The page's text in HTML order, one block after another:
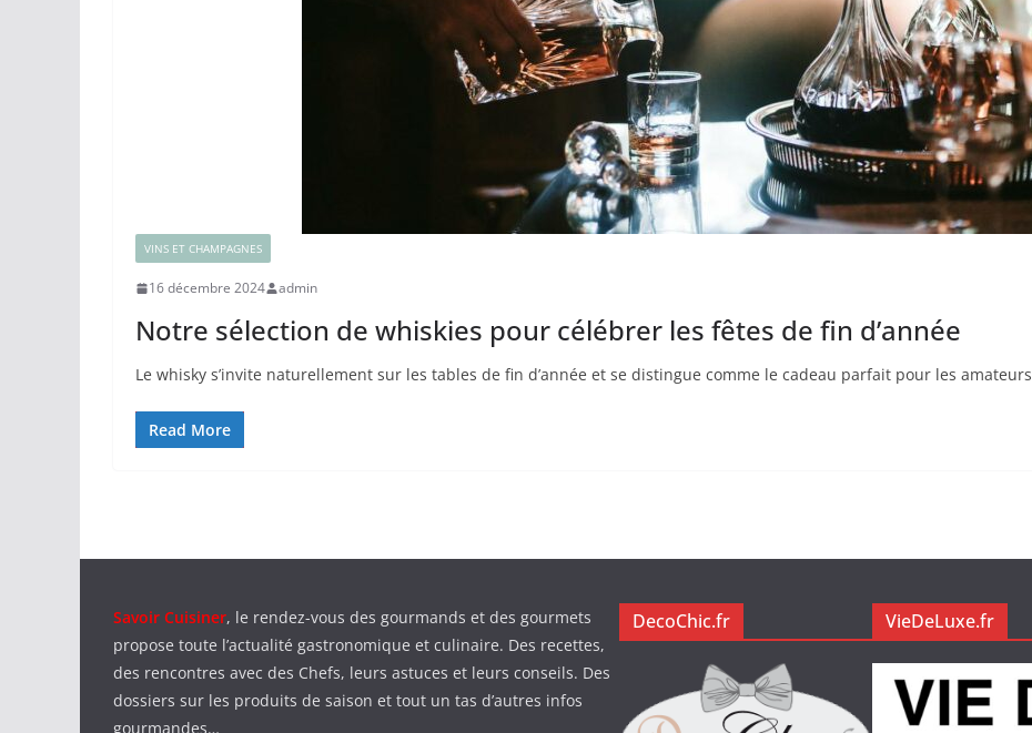
VINS ET CHAMPAGNES
16 décembre 2024 admin
Notre sélection de whiskies pour célébrer les fêtes de fin d’année
Le whisky s’invite naturellement sur les tables de fin d’année et se distingue comme le cadeau parfait pour les amateurs
Read More
Savoir Cuisiner, le rendez-vous des gourmands et des gourmets
propose toute l’actualité gastronomique et culinaire. Des recettes,
des rencontres avec des Chefs, leurs astuces et leurs conseils. Des
dossiers sur les produits de saison et tout un tas d’autres infos
gourmandes…
DecoChic.fr VieDeLuxe.fr